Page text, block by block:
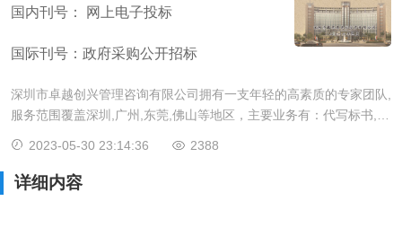
国内刊号： 网上电子投标
国际刊号：政府采购公开招标
深圳市卓越创兴管理咨询有限公司拥有一支年轻的高素质的专家团队,
服务范围覆盖深圳,广州,东莞,佛山等地区，主要业务有：代写标书,代
2023-05-30 23:14:36 2388
详细内容